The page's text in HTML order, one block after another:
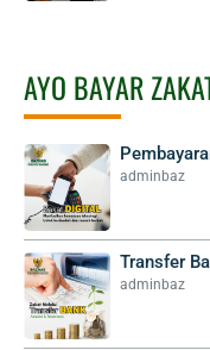
AYO BAYAR
adminbaz
Transfer
adminbaz